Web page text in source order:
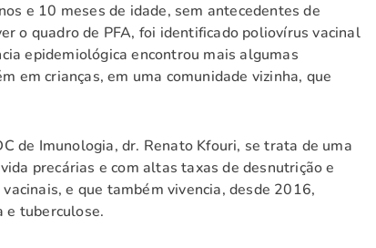
e 10 meses de idade, sem antecedentes de
o quadro de PFA, foi identificado poliovírus vacinal
epidemiológica encontrou mais algumas
em crianças, em uma comunidade vizinha, que
de Imunologia, dr. Renato Kfouri, se trata de uma
precárias e com altas taxas de desnutrição e
e que também vivencia, desde 2016,
e tuberculose.